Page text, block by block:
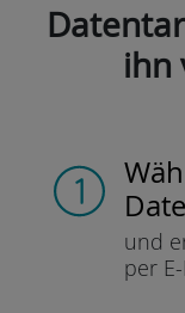
ihn
und
per